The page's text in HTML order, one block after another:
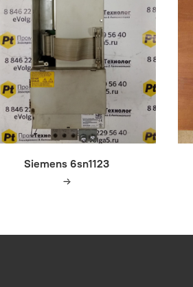
Siemens 6sn1123